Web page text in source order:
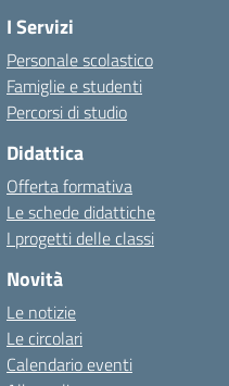
I Servizi
Personale scolastico
Famiglie e studenti
Percorsi di studio
Didattica
Offerta formativa
Le schede didattiche
I progetti delle classi
Novità
Le notizie
Le circolari
Calendario eventi